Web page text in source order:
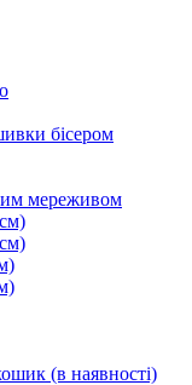
бісером
мереживом
(в наявності)